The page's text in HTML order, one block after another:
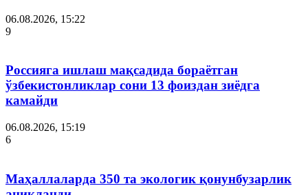
06.08.2026, 15:22
9
Россияга ишлаш мақсадида бораётган
ўзбекистонликлар сони 13 фоиздан зиёдга
камайди
06.08.2026, 15:19
6
Маҳаллаларда 350 та экологик қонунбузарлик